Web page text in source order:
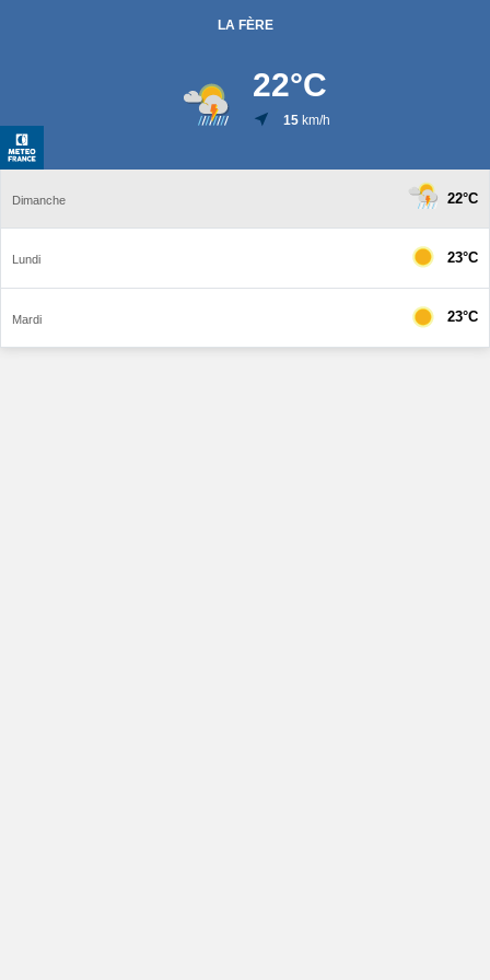
LA FÈRE
22°C
15km/h
Dimanche 22°C
Lundi 23°C
Mardi 23°C